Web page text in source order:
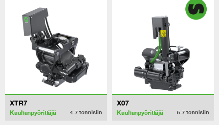
XTR7
Kauhanpyörittäjä 4-7 tonnisiin
X07
Kauhanpyörittäjä 5-7 tonnisiin